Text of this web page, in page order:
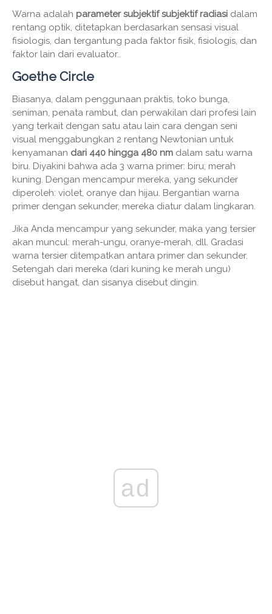
Warna adalah parameter subjektif subjektif radiasi dalam
rentang optik, ditetapkan berdasarkan sensasi visual
fisiologis, dan tergantung pada faktor fisik, fisiologis, dan
faktor lain dari evaluator..
Goethe Circle
Biasanya, dalam penggunaan praktis, toko bunga,
seniman, penata rambut, dan perwakilan dari profesi lain
yang terkait dengan satu atau lain cara dengan seni
visual menggabungkan 2 rentang Newtonian untuk
kenyamanan dari 440 hingga 480 nm dalam satu warna
biru. Diyakini bahwa ada 3 warna primer: biru; merah
kuning. Dengan mencampur mereka, yang sekunder
diperoleh: violet, oranye dan hijau. Bergantian warna
primer dengan sekunder, mereka diatur dalam lingkaran.
Jika Anda mencampur yang sekunder, maka yang tersier
akan muncul: merah-ungu, oranye-merah, dll. Gradasi
warna tersier ditempatkan antara primer dan sekunder.
Setengah dari mereka (dari kuning ke merah ungu)
disebut hangat, dan sisanya disebut dingin.
ad